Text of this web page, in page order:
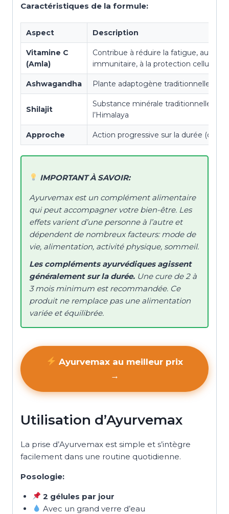
Caractéristiques de la formule:
Aspect Description
Vitamine C
(Amla)
Contribue à réduire la fatigue, au
immunitaire, à la protection cellulaire
Ashwagandha Plante adaptogène traditionnelle de
Shilajit
Substance minérale traditionnelle de
l’Himalaya
Approche Action progressive sur la durée (cure
IMPORTANT À SAVOIR:
Ayurvemax est un complément alimentaire
qui peut accompagner votre bien-être. Les
effets varient d’une personne à l’autre et
dépendent de nombreux facteurs: mode de
vie, alimentation, activité physique, sommeil.
Les compléments ayurvédiques agissent
généralement sur la durée. Une cure de 2 à
3 mois minimum est recommandée. Ce
produit ne remplace pas une alimentation
variée et équilibrée.
Ayurvemax au meilleur prix
→
Utilisation d’Ayurvemax
La prise d’Ayurvemax est simple et s’intègre
facilement dans une routine quotidienne.
Posologie:
2 gélules par jour
Avec un grand verre d’eau